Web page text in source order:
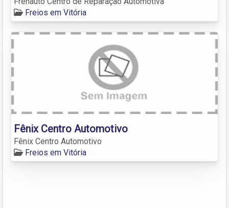
Freios em Vitória
Fênix Centro Automotivo
Fênix Centro Automotivo
Freios em Vitória